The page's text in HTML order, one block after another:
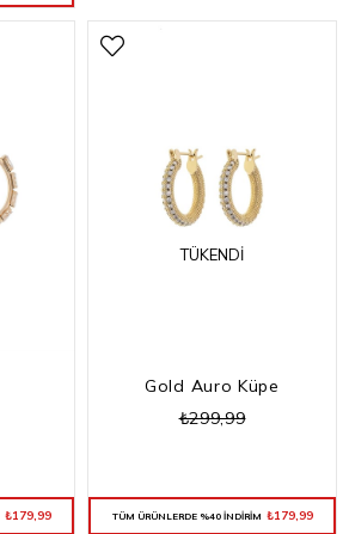
₺179,99
TÜKENDI
Gold Auro Küpe
₺299,99
TÜM ÜRÜNLERDE %40 İNDİRİM ₺179,99